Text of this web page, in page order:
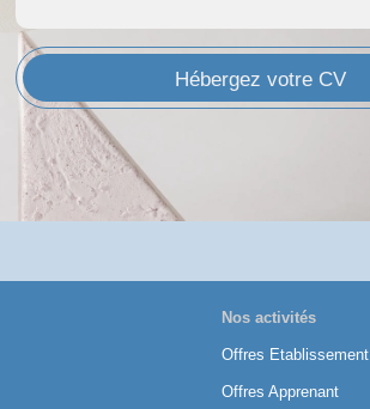
Hébergez votre CV
Nos activités
Offres Etablissement
Offres Apprenant